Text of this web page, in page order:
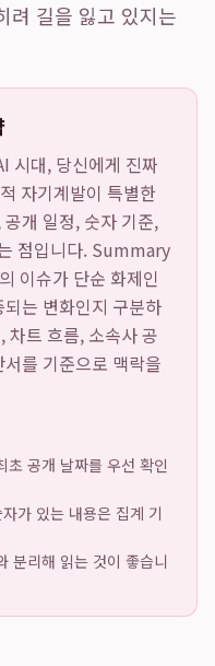
려 길을 잃고 있지는
시대, 당신에게 진짜
자기계발이 특별한
개 일정, 숫자 기준,
점입니다. Summary
이슈가 단순 화제인
는 변화인지 구분하
차트 흐름, 소속사 공
를 기준으로 맥락을
초 공개 날짜를 우선 확인
가 있는 내용은 집계 기
분리해 읽는 것이 좋습니